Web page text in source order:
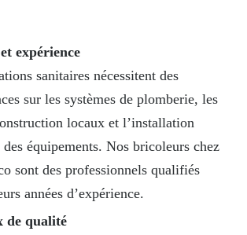
expérience
sanitaires nécessitent des
sur les systèmes de plomberie, les
locaux et l’installation
des équipements. Nos bricoleurs chez
sont des professionnels qualifiés
années d’expérience.
de qualité